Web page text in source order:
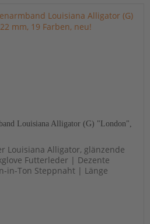
Louisiana Alligator (G) "London",
Louisiana Alligator, glänzende
Futterleder | Dezente
in-Ton Steppnaht | Länge